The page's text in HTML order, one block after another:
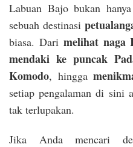
Labuan Bajo bukan
sebuah destinasi
biasa. Dari melihat naga
mendaki ke puncak
Komodo, hingga
setiap pengalaman di sini
tak terlupakan.
Jika Anda mencari